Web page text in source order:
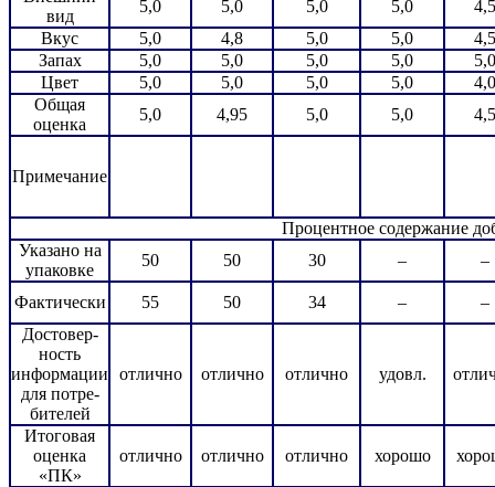
вид
5,0 5,0 5,0 5,0
4,5
Вкус
5,0 4,8 5,0 5,0
4,5
Запах
5,0 5,0 5,0 5,0
5,0
Цвет
5,0 5,0 5,0 5,0
4,0
Общая
оценка
5,0 4,95 5,0 5,0 4,5
Примечание
Процентное содержание
Указано на
упаковке
50 50 30 – –
Фактически 55 50 34 –
–
Достовер-
ность
информации
для потре-
бителей
отлично отлично отлично удовл.
Итоговая
оценка
«ПК»
отлично отлично отлично хорошо